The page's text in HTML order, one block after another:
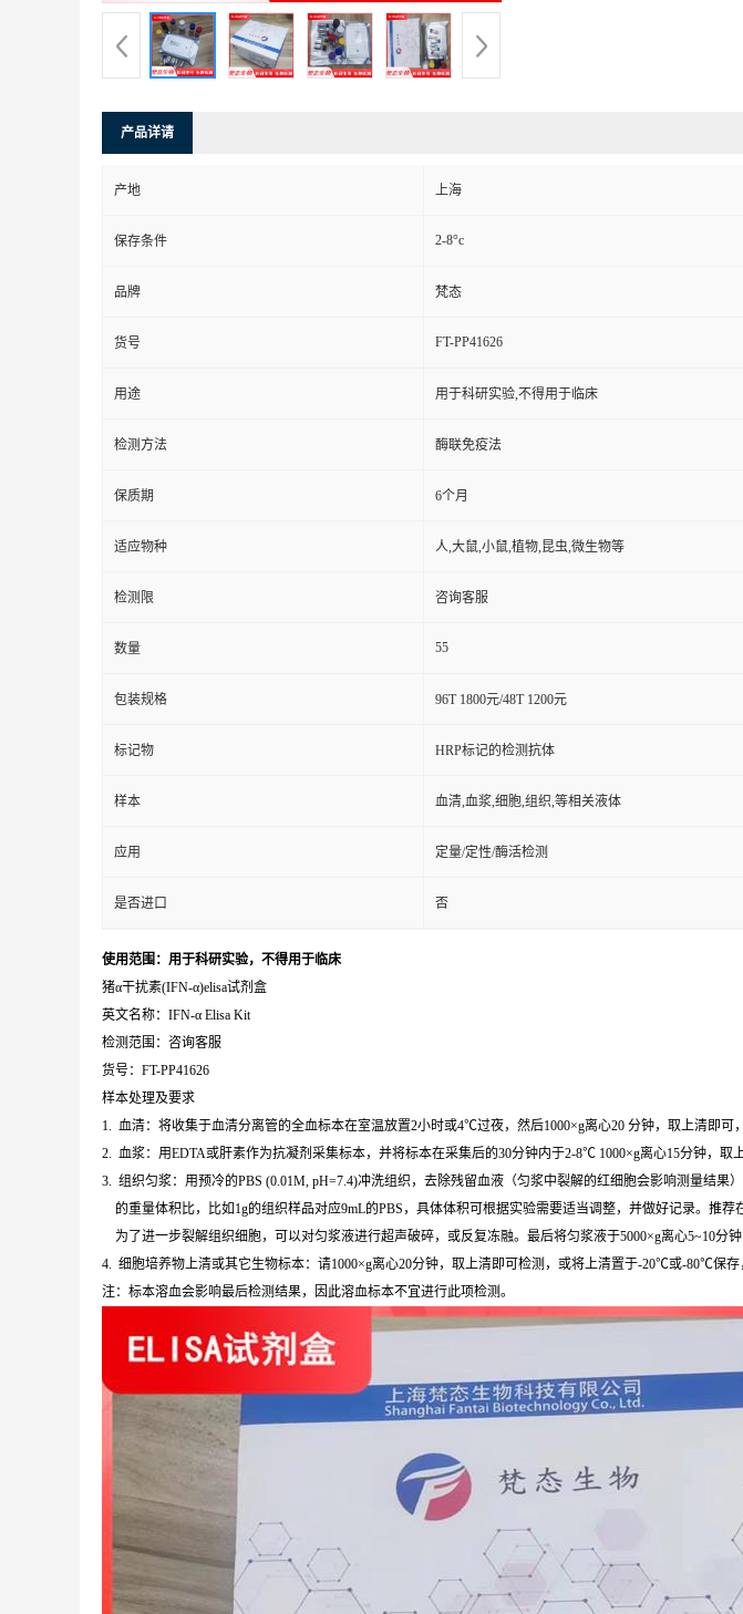
产品详请
产地 上海
保存条件 2-8°c
品牌 梵态
货号 FT-PP41626
用途 用于科研实验,不得用于临床
检测方法 酶联免疫法
保质期 6个月
适应物种 人,大鼠,小鼠,植物,昆虫,微生物等
检测限 咨询客服
数量 55
包装规格 96T 1800元/48T 1200元
标记物 HRP标记的检测抗体
样本 血清,血浆,细胞,组织,等相关液体
应用 定量/定性/酶活检测
是否进口 否
使用范围：用于科研实验，不得用于临床
猪α干扰素(IFN-α)elisa试剂盒
英文名称：IFN-α Elisa Kit
检测范围：咨询客服
货号：FT-PP41626
样本处理及要求
1. 血清：将收集于血清分离管的全血标本在室温放置2小时或4℃过夜，然后1000×g离心20 分钟，取上清即
2. 血浆：用EDTA或肝素作为抗凝剂采集标本，并将标本在采集后的30分钟内于2-8℃ 1000×g离心15分钟，
3. 组织匀浆：用预冷的PBS (0.01M, pH=7.4)冲洗组织，去除残留血液（匀浆中裂解的红细胞会影响测量结果
的重量体积比，比如1g的组织样品对应9mL的PBS，具体体积可根据实验需要适当调整，并做好记录。推荐
为了进一步裂解组织细胞，可以对匀浆液进行超声破碎，或反复冻融。最后将匀浆液于5000×g离心5~10分钟
4. 细胞培养物上清或其它生物标本：请1000×g离心20分钟，取上清即可检测，或将上清置于-20℃或-80℃保存
注：标本溶血会影响最后检测结果，因此溶血标本不宜进行此项检测。